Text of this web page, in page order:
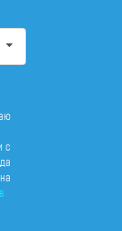
с
в